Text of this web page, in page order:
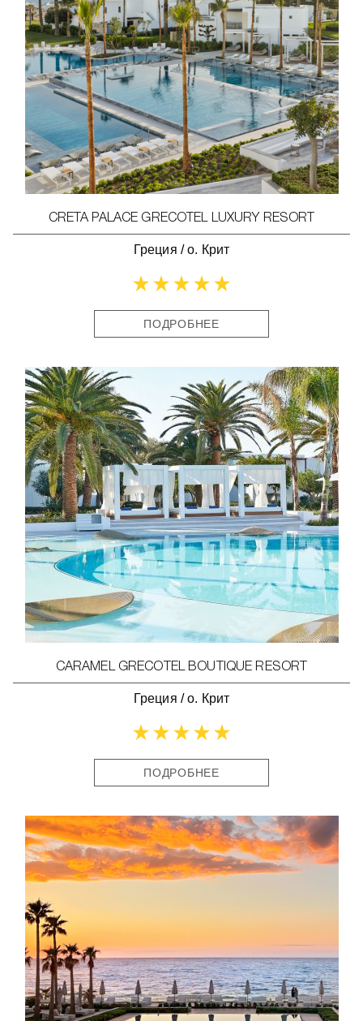
CRETA PALACE GRECOTEL LUXURY RESORT
Греция /о. Крит
ПОДРОБНЕЕ
CARAMEL GRECOTEL BOUTIQUE RESORT
Греция /о. Крит
ПОДРОБНЕЕ